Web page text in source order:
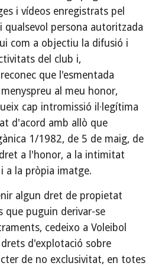
i vídeos enregistrats pel
qualsevol persona autoritzada
com a objectiu la difusió i
del club i,
que l'esmentada
al meu honor,
cap intromissió il·legítima
d'acord amb allò que
1/1982, de 5 de maig, de
a l'honor, a la intimitat
a la pròpia imatge.
algun dret de propietat
que puguin derivar-se
cedeixo a Voleibol
d'explotació sobre
de no exclusivitat, en totes